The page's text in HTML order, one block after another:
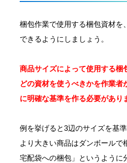
梱包作業で使用する梱包資材を
できるようにしましょう。
商品サイズによって使用する梱
どの資材を使うべきかを作業者
に明確な基準を作る必要があり
例を挙げると3辺のサイズを基
より大きい商品はダンボールで
宅配袋への梱包」というように